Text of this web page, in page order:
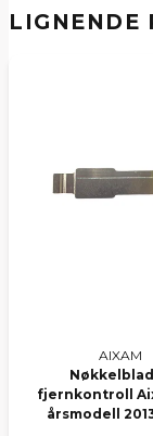
LIGNENDE
AIXAM
fjernkontroll
årsmodell